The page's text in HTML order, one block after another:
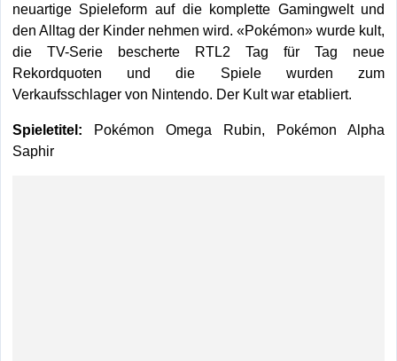
neuartige Spieleform auf die komplette Gamingwelt und
den Alltag der Kinder nehmen wird. «Pokémon» wurde kult,
die TV-Serie bescherte RTL2 Tag für Tag neue
Rekordquoten und die Spiele wurden zum
Verkaufsschlager von Nintendo. Der Kult war etabliert.
Spieletitel: Pokémon Omega Rubin, Pokémon Alpha
Saphir